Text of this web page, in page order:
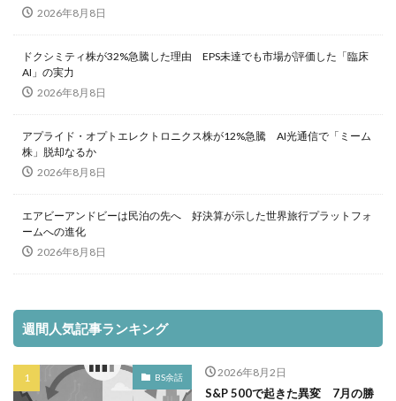
2026年8月8日
ドクシミティ株が32%急騰した理由 EPS未達でも市場が評価した「臨床
AI」の実力
2026年8月8日
アプライド・オプトエレクトロニクス株が12%急騰 AI光通信で「ミーム
株」脱却なるか
2026年8月8日
エアビーアンドビーは民泊の先へ 好決算が示した世界旅行プラットフォ
ームへの進化
2026年8月8日
週間人気記事ランキング
BS余話 2026年8月2日
S&P 500で起きた異変 7月の勝